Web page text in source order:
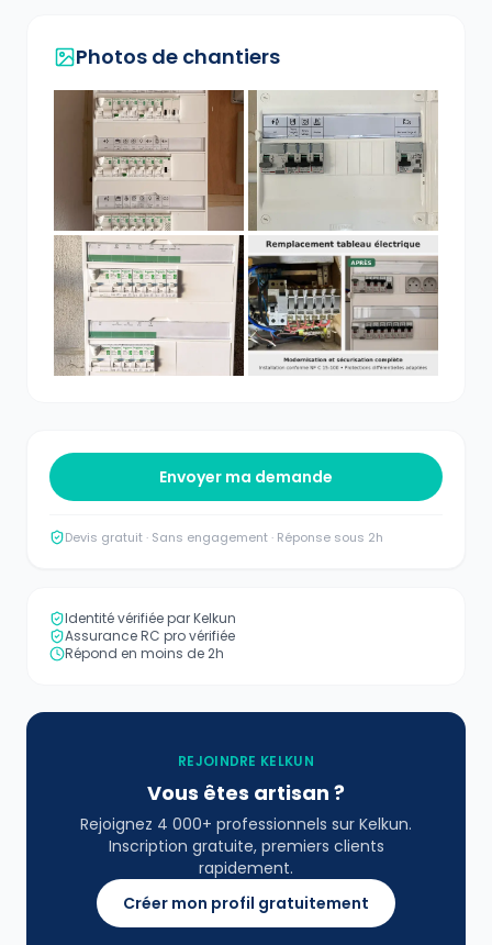
Photos de chantiers
Envoyer ma demande
Devis gratuit · Sans engagement · Réponse sous 2h
Identité vérifiée par Kelkun
Assurance RC pro vérifiée
Répond en moins de 2h
REJOINDRE KELKUN
Vous êtes artisan ?
Rejoignez 4 000+ professionnels sur Kelkun.
Inscription gratuite, premiers clients
rapidement.
Créer mon profil gratuitement